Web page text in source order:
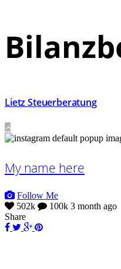
Lietz Steuerberatung
My name here
Follow Me
502k
100k 3 month ago
Share